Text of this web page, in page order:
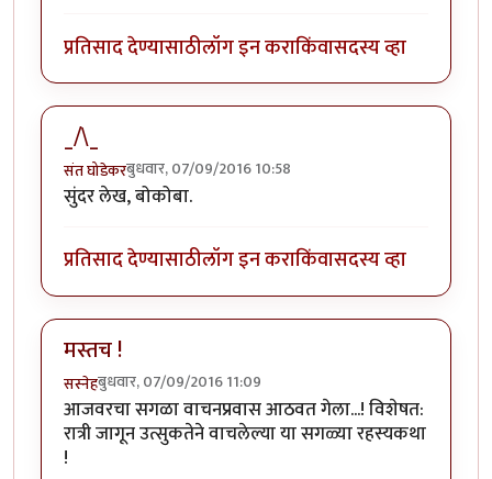
प्रतिसाद देण्यासाठीलॉग इन कराकिंवासदस्य व्हा
_/\_
संत घोडेकरबुधवार, 07/09/2016 10:58
सुंदर लेख, बोकोबा.
प्रतिसाद देण्यासाठीलॉग इन कराकिंवासदस्य व्हा
मस्तच !
सस्नेहबुधवार, 07/09/2016 11:09
आजवरचा सगळा वाचनप्रवास आठवत गेला...! विशेषत:
रात्री जागून उत्सुकतेने वाचलेल्या या सगळ्या रहस्यकथा
!